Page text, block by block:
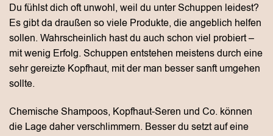
Du fühlst dich oft unwohl, weil du unter Schuppen leidest?
Es gibt da draußen so viele Produkte, die angeblich helfen
sollen. Wahrscheinlich hast du auch schon viel probiert –
mit wenig Erfolg. Schuppen entstehen meistens durch eine
sehr gereizte Kopfhaut, mit der man besser sanft umgehen
sollte.
Chemische Shampoos, Kopfhaut-Seren und Co. können
die Lage daher verschlimmern. Besser du setzt auf eine